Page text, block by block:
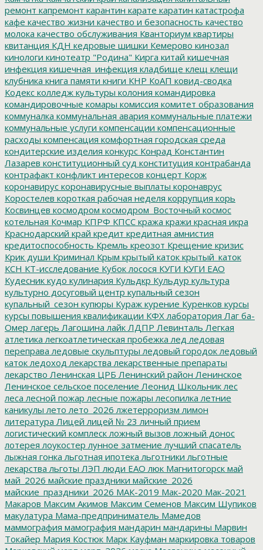
ремонт капремонт карантин карате каратин катастрофа
кафе качество жизни качество и безопасность качество
молока качество обслуживания Кванториум квартиры
квитанция КДН кедровые шишки Кемерово кинозал
кинологи кинотеатр "Родина" Кирга китай кишечная
инфекция кишечная_инфекция кладбище клещ клещи
клубника книга памяти книги КНР КоАП ковид-сводка
Кодекс колледж культуры колония командировка
командировочные комары комиссия комитет образования
коммуналка коммунальная авария коммунальные платежи
коммунальные услуги компенсации компенсационные
расходы компенсация комфортная городская среда
кондитерские изделия конкурс Конрад Константин
Лазарев конституционный суд конституция контрабанда
контрафакт конфликт интересов концерт Корж
коронавирус коронавирусные выплаты коронаврус
Коростелев короткая рабочая неделя коррупция корь
Косвинцев космодром космодром_Восточный космос
котельная Кочмар КПРФ КПСС кража кражи красная икра
Краснодарский край кредит кредитная амнистия
кредитоспособность Кремль креозот Крещение кризис
Крик души Криминал Крым крытый каток крытый_каток
КСН КТ-исследование Кубок лосося КУГИ КУГИ ЕАО
Кудесник кудо кулинария Кульдкр Кульдур культура
культурно досуговый центр купальный сезон
купальный_сезон купюры Кураж курение Куренков курсы
курсы повышения квалификации КФХ лаборатория Лаг ба-
Омер лагерь Лагошина лайк ЛДПР Левинталь Легкая
атлетика легкоатлетическая пробежка лед ледовая
переправа ледовые скульптуры ледовый городок ледовый
каток ледоход лекарства лекарственные препараты
лекарство Ленинская ЦРБ Ленинский район Ленинское
Ленинское сельское поселение Леонид Школьник лес
леса лесной пожар лесные пожары лесопилка летние
каникулы лето лето_2026 лжетерроризм лимон
литература Лицей лицей № 23 личный прием
логистический комплеск ложный вызов ложный донос
лотерея лоукостер лунное затмение лучший спасатель
лыжная гонка льготная ипотека льготники льготные
лекарства льготы ЛЭП люди ЕАО люк Магнитогорск май
май_2026 майские праздники майские_2026
майские_праздники_2026 МАК-2019 Мак-2020 Мак-2021
Макаров Максим Акимов Максим Семенов Максим Шупиков
макулатура Мама-предприниматель Мамедов
маммография мамография мандарин мандарины Марвин
Токайер Мария Костюк Марк Кауфман маркировка товаров